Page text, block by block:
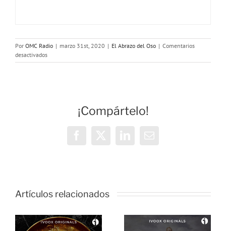
Por OMC Radio | marzo 31st, 2020 | El Abrazo del Oso | Comentarios
desactivadosen
El
¡Compártelo!
Artículos relacionados
El Abrazo